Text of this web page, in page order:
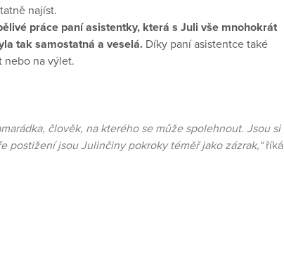
najíst.
práce paní asistentky, která s Juli vše mnohokrát
tak samostatná a veselá. Díky paní asistentce také
nebo na výlet.
člověk, na kterého se může spolehnout. Jsou si
postižení jsou Julinčiny pokroky téměř jako zázrak,“říká